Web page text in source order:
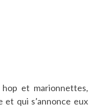
et marionnettes,
et qui s’annonce eux